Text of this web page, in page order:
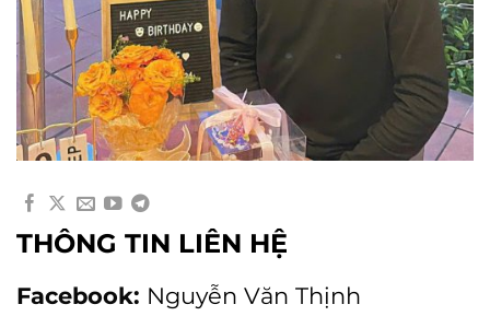
THÔNG TIN LIÊN HỆ
Facebook: Nguyễn Văn Thịnh